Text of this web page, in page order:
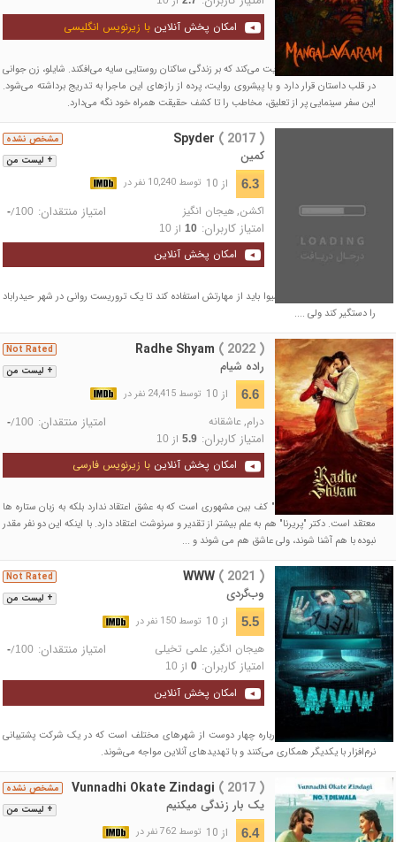
امکان پخش آنلاین با زیرنویس انگلیسی
فیلم داستان مرموزی را روایت می‌کند که بر زندگی ساکنان روستایی سایه می‌افکند. شایلو، زن جوانی
در قلب داستان قرار دارد و با پیشروی روایت، پرده از رازهای این ماجرا به تدریج برداشته می‌شود.
این سفر سینمایی پر از تعلیق، مخاطب را تا کشف حقیقت همراه خود نگه می‌دارد.
+ لیست من
مشخص نشده Spyder ( 2017 )
کمین
6.3 از 10 توسط 10,240 نفر در
اکشن, هیجان انگیز امتیاز منتقدان: -/100
امتیاز کاربران: 10از 10
امکان پخش آنلاین
افسر اطلاعاتی و باهوش شیوا باید از مهارتش استفاده کند تا یک تروریست روانی در شهر حیدراباد
را دستگیر کند ولی ....
+ لیست من
Not Rated Radhe Shyam ( 2022 )
راده شیام
6.6 از 10 توسط 24,415 نفر در
درام,عاشقانه امتیاز منتقدان: -/100
امتیاز کاربران: 5.9از 10
امکان پخش آنلاین با زیرنویس فارسی
فیلم داستان "ویکرام آدیتیا" کف بین مشهوری است که به عشق اعتقاد ندارد بلکه به زبان ستاره ها
معتقد است. دکتر "پریرنا" هم به علم بیشتر از تقدیر و سرنوشت اعتقاد دارد. با اینکه این دو نفر مقدر
نبوده با هم آشنا شوند، ولی عاشق هم می شوند و ...
+ لیست من
Not Rated WWW ( 2021 )
وب‌گردی
5.5 از 10 توسط 150 نفر در
هیجان انگیز,علمی تخیلی امتیاز منتقدان: -/100
امتیاز کاربران: 0از 10
امکان پخش آنلاین
داستان فیلم «وب‌گردی» درباره چهار دوست از شهرهای مختلف است که در یک شرکت پشتیبانی
نرم‌افزار با یکدیگر همکاری می‌کنند و با تهدیدهای آنلاین مواجه می‌شوند.
+ لیست من
مشخص نشده Vunnadhi Okate Zindagi ( 2017 )
یک بار زندگی میکنیم
6.4 از 10 توسط 762 نفر در